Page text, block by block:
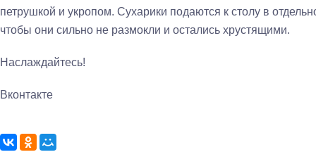
петрушкой и укропом. Сухарики подаются к столу в
чтобы они сильно не размокли и остались хрустящими.
Наслаждайтесь!
Вконтакте